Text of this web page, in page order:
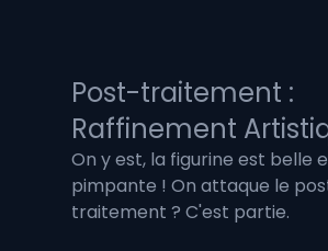
Post-traitement :
Raffinement
On y est, la figurine est belle
pimpante ! On attaque le
traitement ? C'est partie.